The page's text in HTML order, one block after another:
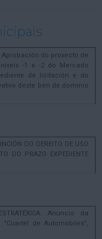
Aprobación do proxecto de
-1 e -2 do Mercado
de licitación e do
deste ben de dominio
DO DEREITO DE USO
DO PRAZO EXPEDIENTE
Anuncio da
de Automóbiles",